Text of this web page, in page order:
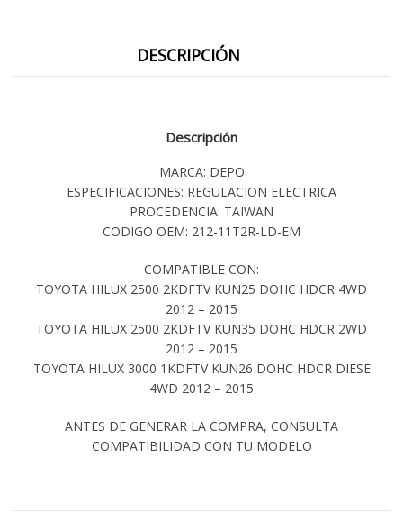
DESCRIPCIÓN
Descripción
MARCA: DEPO
ESPECIFICACIONES: REGULACION ELECTRICA
PROCEDENCIA: TAIWAN
CODIGO OEM: 212-11T2R-LD-EM
COMPATIBLE CON:
TOYOTA HILUX 2500 2KDFTV KUN25 DOHC HDCR 4WD
2012 – 2015
TOYOTA HILUX 2500 2KDFTV KUN35 DOHC HDCR 2WD
2012 – 2015
TOYOTA HILUX 3000 1KDFTV KUN26 DOHC HDCR DIESE
4WD 2012 – 2015
ANTES DE GENERAR LA COMPRA, CONSULTA
COMPATIBILIDAD CON TU MODELO